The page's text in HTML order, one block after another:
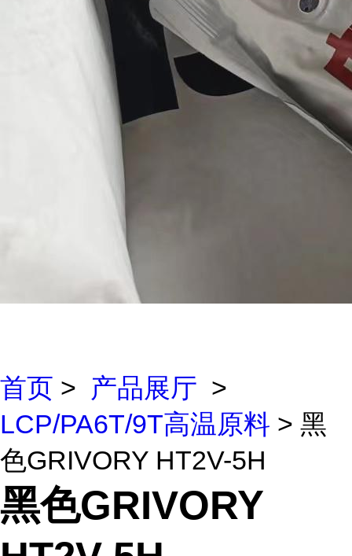
首页 > 产品展厅 >
LCP/PA6T/9T高温原料 > 黑
色GRIVORY HT2V-5H
黑色GRIVORY